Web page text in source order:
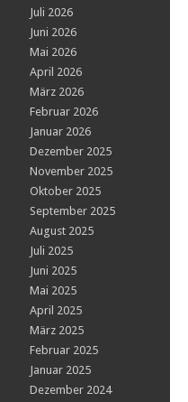
Juli 2026
Juni 2026
Mai 2026
April 2026
März 2026
Februar 2026
Januar 2026
Dezember 2025
November 2025
Oktober 2025
September 2025
August 2025
Juli 2025
Juni 2025
Mai 2025
April 2025
März 2025
Februar 2025
Januar 2025
Dezember 2024